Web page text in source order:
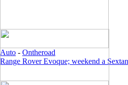
Auto - Ontheroad
Range Rover Evoque; weekend a